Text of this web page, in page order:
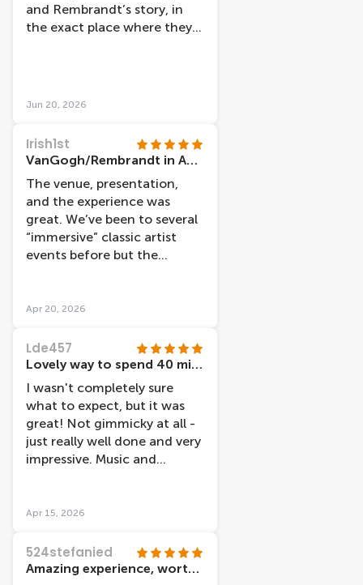
and Rembrandt’s story, in
the exact place where they
and Wessel, were helpful and
point to my visit!
Jun 20, 2026
Irish1st
VanGogh/Rembrandt in Amsterdam
The venue, presentation,
and the experience was
great. We’ve been to several
“immersive” classic artist
events before but the
experienced.
Apr 20, 2026
Lde457
Lovely way to spend 40 minutes
I wasn't completely sure
what to expect, but it was
great! Not gimmicky at all -
just really well done and very
impressive. Music and
problem with these things.
Apr 15, 2026
524stefanied
Amazing experience, worth ever penny